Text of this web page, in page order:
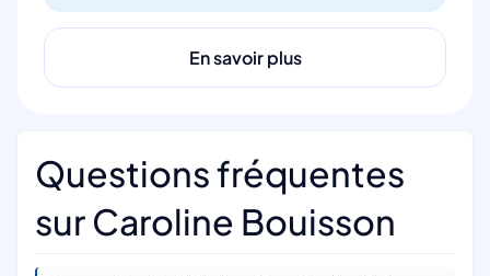
En savoir plus
Questions fréquentes
sur Caroline Bouisson